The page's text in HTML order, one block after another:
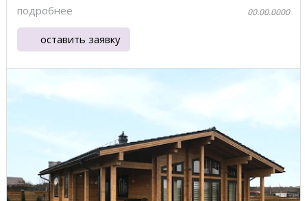
подробнее 00.00.0000
оставить заявку